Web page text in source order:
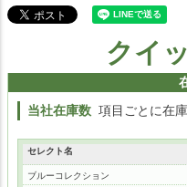
クイ
当社在庫数 項目ごとに在
セレクト名
ブルーコレクション